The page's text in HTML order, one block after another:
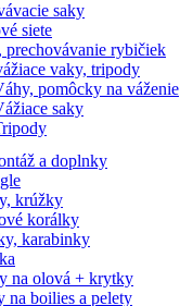
saky
siete
prechovávanie rybičiek
vaky, tripody
pomôcky na váženie
saky
a doplnky
krúžky
korálky
karabinky
na olová + krytky
na boilies a pelety